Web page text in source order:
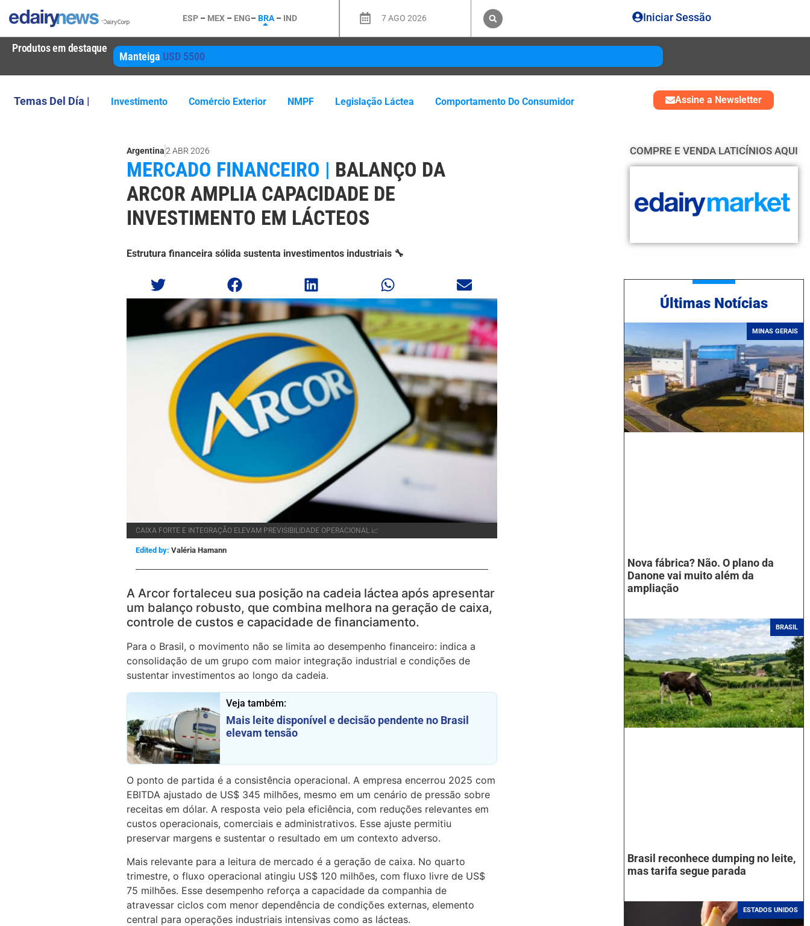
ESP – MEX – ENG–BRA – IND 7 AGO 2026 Iniciar Sessão
Produtos em destaque
Manteiga USD 5500
Temas Del Día | Investimento Comércio Exterior NMPF Legislação Láctea Comportamento Do Consumidor Assine a Newsletter
Argentina2 ABR 2026
MERCADO FINANCEIRO | BALANÇO DA
ARCOR AMPLIA CAPACIDADE DE
INVESTIMENTO EM LÁCTEOS
Estrutura financeira sólida sustenta investimentos industriais 🔧
CAIXA FORTE E INTEGRAÇÃO ELEVAM PREVISIBILIDADE OPERACIONAL 📈
Edited by: Valéria Hamann
A Arcor fortaleceu sua posição na cadeia láctea após apresentar
um balanço robusto, que combina melhora na geração de caixa,
controle de custos e capacidade de financiamento.
Para o Brasil, o movimento não se limita ao desempenho financeiro: indica a
consolidação de um grupo com maior integração industrial e condições de
sustentar investimentos ao longo da cadeia.
Veja também:
Mais leite disponível e decisão pendente no Brasil
elevam tensão
O ponto de partida é a consistência operacional. A empresa encerrou 2025 com
EBITDA ajustado de US$ 345 milhões, mesmo em um cenário de pressão sobre
receitas em dólar. A resposta veio pela eficiência, com reduções relevantes em
custos operacionais, comerciais e administrativos. Esse ajuste permitiu
preservar margens e sustentar o resultado em um contexto adverso.
Mais relevante para a leitura de mercado é a geração de caixa. No quarto
trimestre, o fluxo operacional atingiu US$ 120 milhões, com fluxo livre de US$
75 milhões. Esse desempenho reforça a capacidade da companhia de
atravessar ciclos com menor dependência de condições externas, elemento
central para operações industriais intensivas como as lácteas.
COMPRE E VENDA LATICÍNIOS AQUI
Ú ltimas Notícias
MINAS GERAIS
Nova fábrica? Não. O plano da
Danone vai muito além da
ampliação
BRASIL
Brasil reconhece dumping no leite,
mas tarifa segue parada
ESTADOS UNIDOS